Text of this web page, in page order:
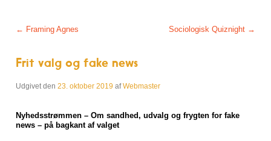
Post navigation Sociologisk Quiznight →
← Framing Agnes
Frit valg og fake news
Udgivet den 23. oktober 2019 afWebmaster
Nyhedsstrømmen – Om sandhed, udvalg og frygten for fake
news – på bagkant af valget